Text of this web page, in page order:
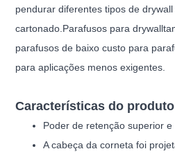
pendurar diferentes tipos de
cartonado. Parafusos para drywall
parafusos de baixo custo para
para aplicações menos exigentes.
Características do produto
Poder de retenção superior
A cabeça da corneta foi